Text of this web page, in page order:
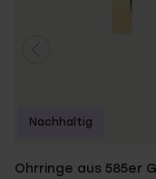
Ohrringe aus 585er
Nachhaltig